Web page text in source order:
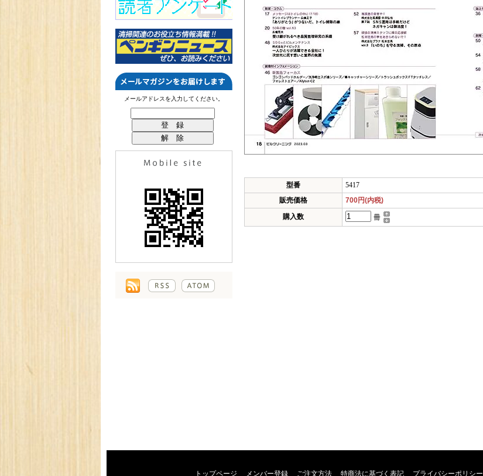
メールアドレスを入力してください。
型番
5417
販売価格
700円(内税)
購入数
冊
トップページ メンバー登録 ご注文方法 特商法に基づく表記 プライバシーポリシー